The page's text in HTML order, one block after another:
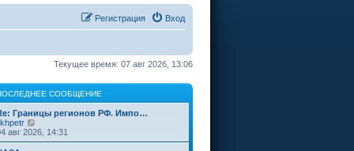
Вход
Регистрация
Текущее время: 07 авг 2026, 13:06
СООБЩЕНИЕ
Границы регионов РФ. Импо…
е
р
авг 2026, 14:31